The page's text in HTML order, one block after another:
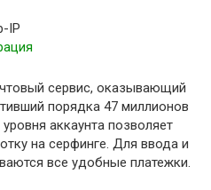
сервис, оказывающий
порядка 47 миллионов
аккаунта позволяет
на серфинге. Для ввода и
все удобные платежки.